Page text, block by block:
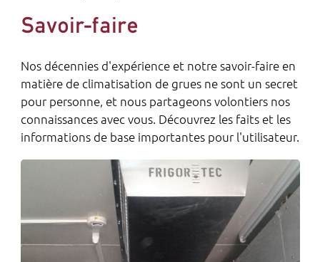
Savoir-faire
Nos décennies d'expérience et notre savoir-faire en
matière de climatisation de grues ne sont un secret
pour personne, et nous partageons volontiers nos
connaissances avec vous. Découvrez les faits et les
informations de base importantes pour l'utilisateur.